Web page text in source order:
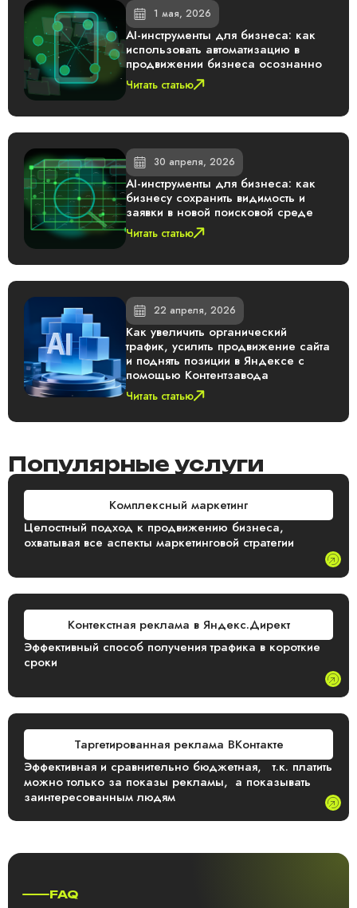
1 мая, 2026
AI-инструменты для бизнеса: как
использовать автоматизацию в
продвижении бизнеса осознанно
Читать статью
30 апреля, 2026
AI-инструменты для бизнеса: как
бизнесу сохранить видимость и
заявки в новой поисковой среде
Читать статью
22 апреля, 2026
Как увеличить органический
трафик, усилить продвижение сайта
и поднять позиции в Яндексе с
помощью Контентзавода
Читать статью
Популярные услуги
Комплексный маркетинг
Целостный подход к продвижению бизнеса,
охватывая все аспекты маркетинговой стратегии
Контекстная реклама в Яндекс.Директ
Эффективный способ получения трафика в короткие
сроки
Таргетированная реклама ВКонтакте
Эффективная и сравнительно бюджетная, т.к. платить
можно только за показы рекламы, а показывать
заинтересованным людям
FAQ